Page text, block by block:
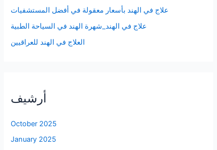
علاج في الهند بأسعار معقولة في أفضل المستشفيات
علاج في الهند_شهرة الهند في السياحة الطبية
العلاج في الهند للعراقيين
أرشيف
October 2025
January 2025